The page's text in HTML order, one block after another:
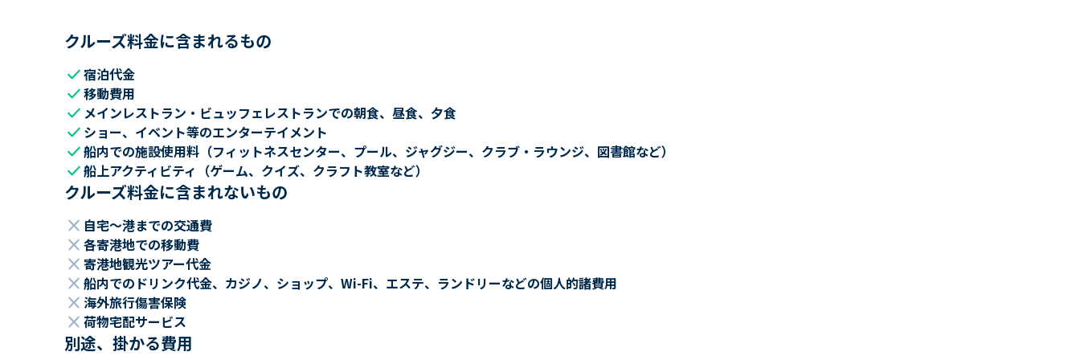
クルーズ料金に含まれるもの
check宿泊代金
check移動費用
check メインレストラン・ビュッフェレストランでの朝食、昼食、夕食
check ショー、イベント等のエンターテイメント
check船内での施設使用料（フィットネスセンター、プール、ジャグジー、クラブ・ラウンジ、図書館など）
check船上アクティビティ（ゲーム、クイズ、クラフト教室など）
クルーズ料金に含まれないもの
close 自宅～港までの交通費
close 各寄港地での移動費
close 寄港地観光ツアー代金
close 船内でのドリンク代金、カジノ、ショップ、Wi-Fi、エステ、ランドリーなどの個人的諸費用
close 海外旅行傷害保険
close 荷物宅配サービス
別途、掛かる費用